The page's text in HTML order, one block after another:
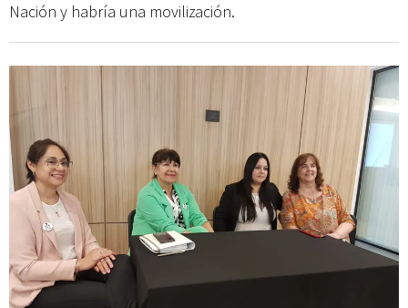
Nación y habría una movilización.